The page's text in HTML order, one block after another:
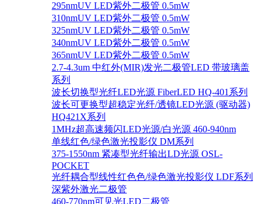
295nmUV LED紫外二极管 0.5mW
310nmUV LED紫外二极管 0.5mW
325nmUV LED紫外二极管 0.5mW
340nmUV LED紫外二极管 0.5mW
365nmUV LED紫外二极管 0.5mW
2.7-4.3um 中红外(MIR)发光二极管LED 带玻璃盖
系列
波长切换型光纤LED光源 FiberLED HQ-401系列
波长可更换型超稳定光纤/透镜LED光源 (驱动器)
HQ421X系列
1MHz超高速频闪LED光源/白光源 460-940nm
单线红色/绿色激光投影仪 DM系列
375-1550nm 紧凑型光纤输出LD光源 OSL-
POCKET
光纤耦合型线性红色色/绿色激光投影仪 LDF系列
深紫外激光二极管
460-770nm可见光LED二极管